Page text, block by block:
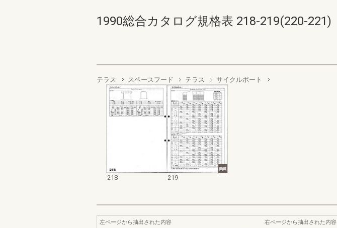
1990総合カタログ規格表 218-219(220-221)
テラス スペースフード テラス サイクルポート
218 219
左ページから抽出された内容
右ページから抽出された内容